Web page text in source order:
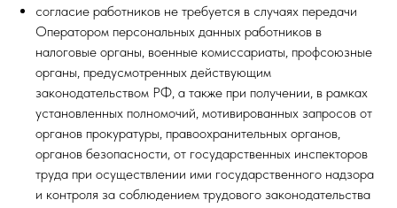
согласие работников не требуется в случаях передачи
Оператором персональных данных работников в
налоговые органы, военные комиссариаты, профсоюзные
органы, предусмотренных действующим
законодательством РФ, а также при получении, в рамках
установленных полномочий, мотивированных запросов от
органов прокуратуры, правоохранительных органов,
органов безопасности, от государственных инспекторов
труда при осуществлении ими государственного надзора
и контроля за соблюдением трудового законодательства